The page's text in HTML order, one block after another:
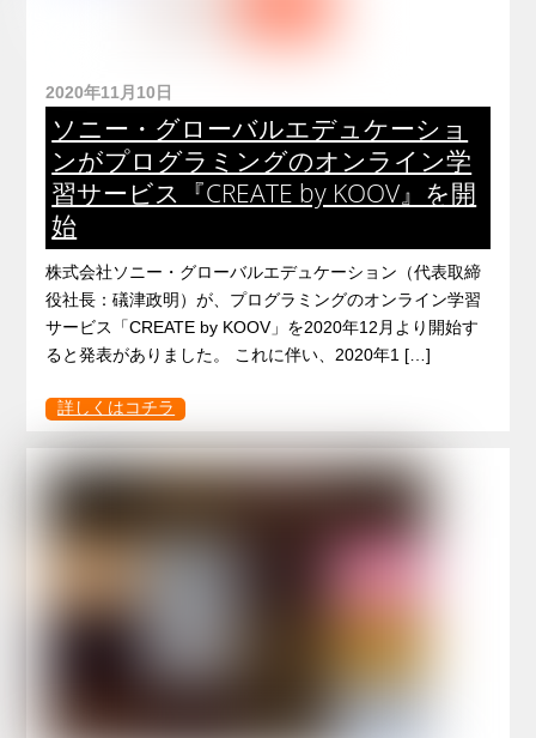
2020年11月10日
ソニー・グローバルエデュケーショ
ンがプログラミングのオンライン学
習サービス『CREATE by KOOV』を開
始
株式会社ソニー・グローバルエデュケーション（代表取締
役社長：礒津政明）が、プログラミングのオンライン学習
サービス「CREATE by KOOV」を2020年12月より開始す
ると発表がありました。 これに伴い、2020年1 […]
詳しくはコチラ